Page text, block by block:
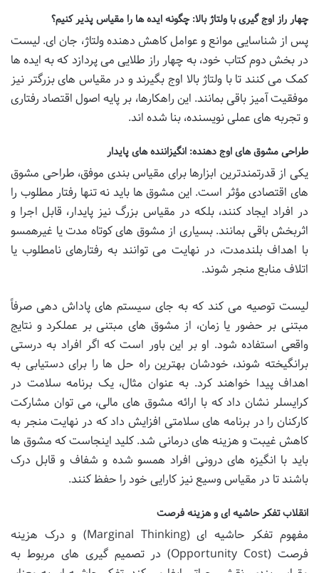
چهار راز اوج گیری با ولتاژ بالا: چگونه ایده ها را مقیاس پذیر کنیم؟
پس از شناسایی موانع و عوامل کاهش دهنده ولتاژ، جان ای. لیست
در بخش دوم کتاب خود، به چهار راز طلایی می پردازد که به ایده ها
کمک می کنند تا با ولتاژ بالا اوج بگیرند و در مقیاس های بزرگتر نیز
موفقیت آمیز باقی بمانند. این راهکارها، بر پایه اصول اقتصاد رفتاری
و تجربه های عملی نویسنده، بنا شده اند.
طراحی مشوق های اوج دهنده: انگیزاننده های پایدار
یکی از قدرتمندترین ابزارها برای مقیاس بندی موفق، طراحی مشوق
های اقتصادی مؤثر است. این مشوق ها باید نه تنها رفتار مطلوب را
در افراد ایجاد کنند، بلکه در مقیاس بزرگ نیز پایدار، قابل اجرا و
اثربخش باقی بمانند. بسیاری از مشوق های کوتاه مدت یا غیرهمسو
با اهداف بلندمدت، در نهایت می توانند به رفتارهای نامطلوب یا
اتلاف منابع منجر شوند.
لیست توصیه می کند که به جای سیستم های پاداش دهی صرفاً
مبتنی بر حضور یا زمان، از مشوق های مبتنی بر عملکرد و نتایج
واقعی استفاده شود. او بر این باور است که اگر افراد به درستی
برانگیخته شوند، خودشان بهترین راه حل ها را برای دستیابی به
اهداف پیدا خواهند کرد. به عنوان مثال، یک برنامه سلامت در
کرایسلر نشان داد که با ارائه مشوق های مالی، می توان مشارکت
کارکنان را در برنامه های سلامتی افزایش داد که در نهایت منجر به
کاهش غیبت و هزینه های درمانی شد. کلید اینجاست که مشوق ها
باید با انگیزه های درونی افراد همسو شده و شفاف و قابل درک
باشند تا در مقیاس وسیع نیز کارایی خود را حفظ کنند.
انقلاب تفکر حاشیه ای و هزینه فرصت
مفهوم تفکر حاشیه ای (Marginal Thinking) و درک هزینه
فرصت (Opportunity Cost) در تصمیم گیری های مربوط به